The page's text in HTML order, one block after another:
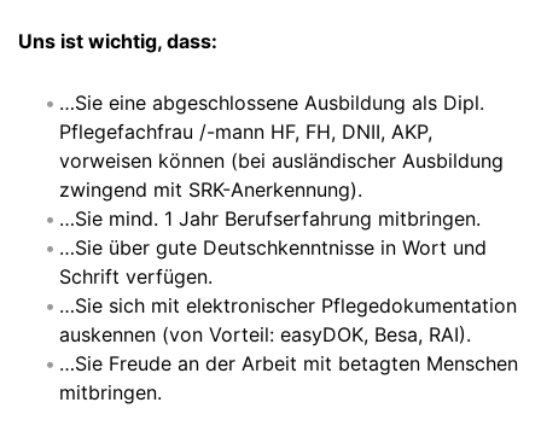
Uns ist wichtig, dass:
…Sie eine abgeschlossene Ausbildung als Dipl.
Pflegefachfrau /-mann HF, FH, DNII, AKP,
vorweisen können (bei ausländischer Ausbildung
zwingend mit SRK-Anerkennung).
…Sie mind. 1 Jahr Berufserfahrung mitbringen.
…Sie über gute Deutschkenntnisse in Wort und
Schrift verfügen.
…Sie sich mit elektronischer Pflegedokumentation
auskennen (von Vorteil: easyDOK, Besa, RAI).
…Sie Freude an der Arbeit mit betagten Menschen
mitbringen.